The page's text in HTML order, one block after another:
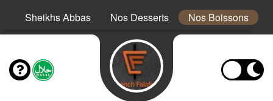
Sheikhs Abbas Nos Desserts Nos Boissons